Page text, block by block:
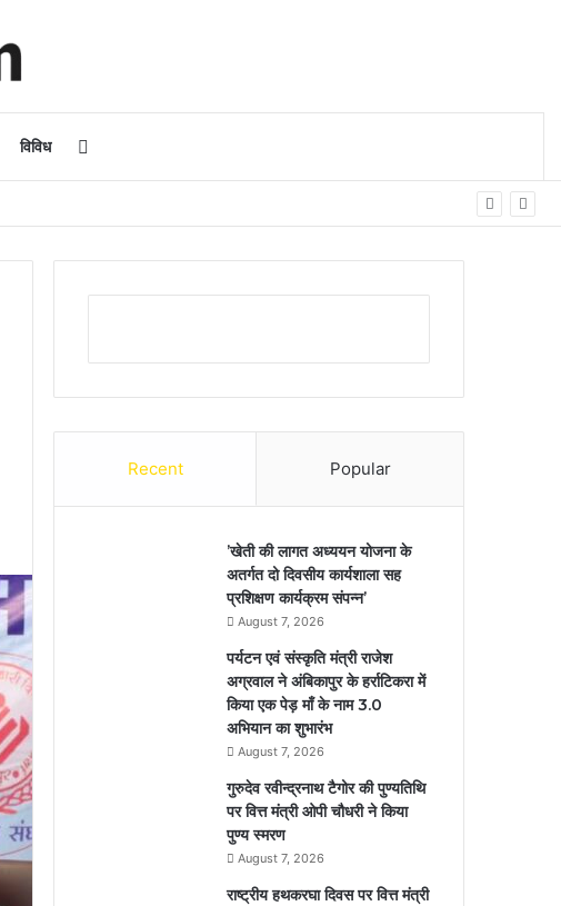
विविध
Recent Popular
’खेती की लागत अध्ययन योजना के
अतर्गत दो दिवसीय कार्यशाला सह
प्रशिक्षण कार्यक्रम संपन्न’
August 7, 2026
पर्यटन एवं संस्कृति मंत्री राजेश
अग्रवाल ने अंबिकापुर के हर्राटिकरा में
किया एक पेड़ माँ के नाम 3.0
अभियान का शुभारंभ
August 7, 2026
गुरुदेव रवीन्द्रनाथ टैगोर की पुण्यतिथि
पर वित्त मंत्री ओपी चौधरी ने किया
पुण्य स्मरण
August 7, 2026
राष्ट्रीय हथकरघा दिवस पर वित्त मंत्री